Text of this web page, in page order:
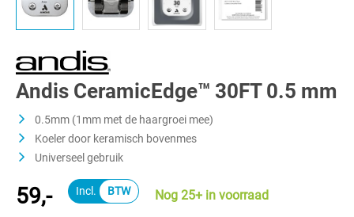
Andis CeramicEdge™ 30FT 0.5 mm
0.5mm (1mm met de haargroei mee)
Koeler door keramisch bovenmes
Universeel gebruik
59,- Nog 25+ in voorraad